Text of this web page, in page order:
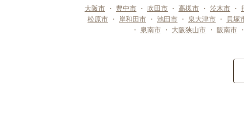
大阪市 ・ 豊中市 ・ 吹田市 ・ 高槻市 ・ 茨木市 ・
松原市 ・ 岸和田市 ・ 池田市 ・ 泉大津市 ・ 貝塚
・ 泉南市 ・ 大阪狭山市 ・ 阪南市 ・